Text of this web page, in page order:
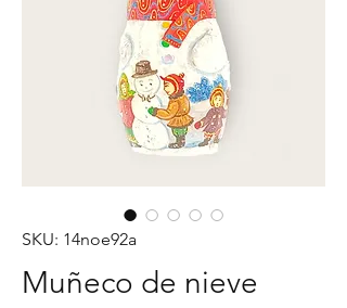
SKU: 14noe92a
Muñeco de nieve